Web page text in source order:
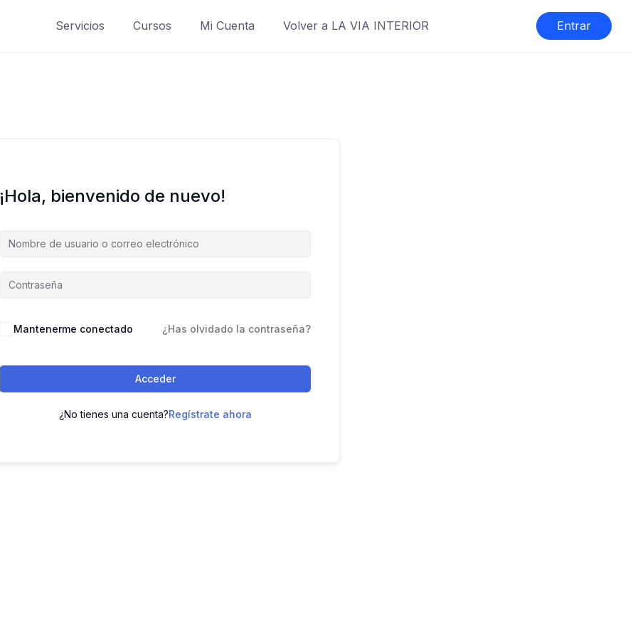
Servicios Cursos Mi Cuenta Volver a LA VIA INTERIOR Entrar
¡Hola, bienvenido de nuevo!
Mantenerme conectado ¿Has olvidado la contraseña?
Acceder
¿No tienes una cuenta?Regístrate ahora